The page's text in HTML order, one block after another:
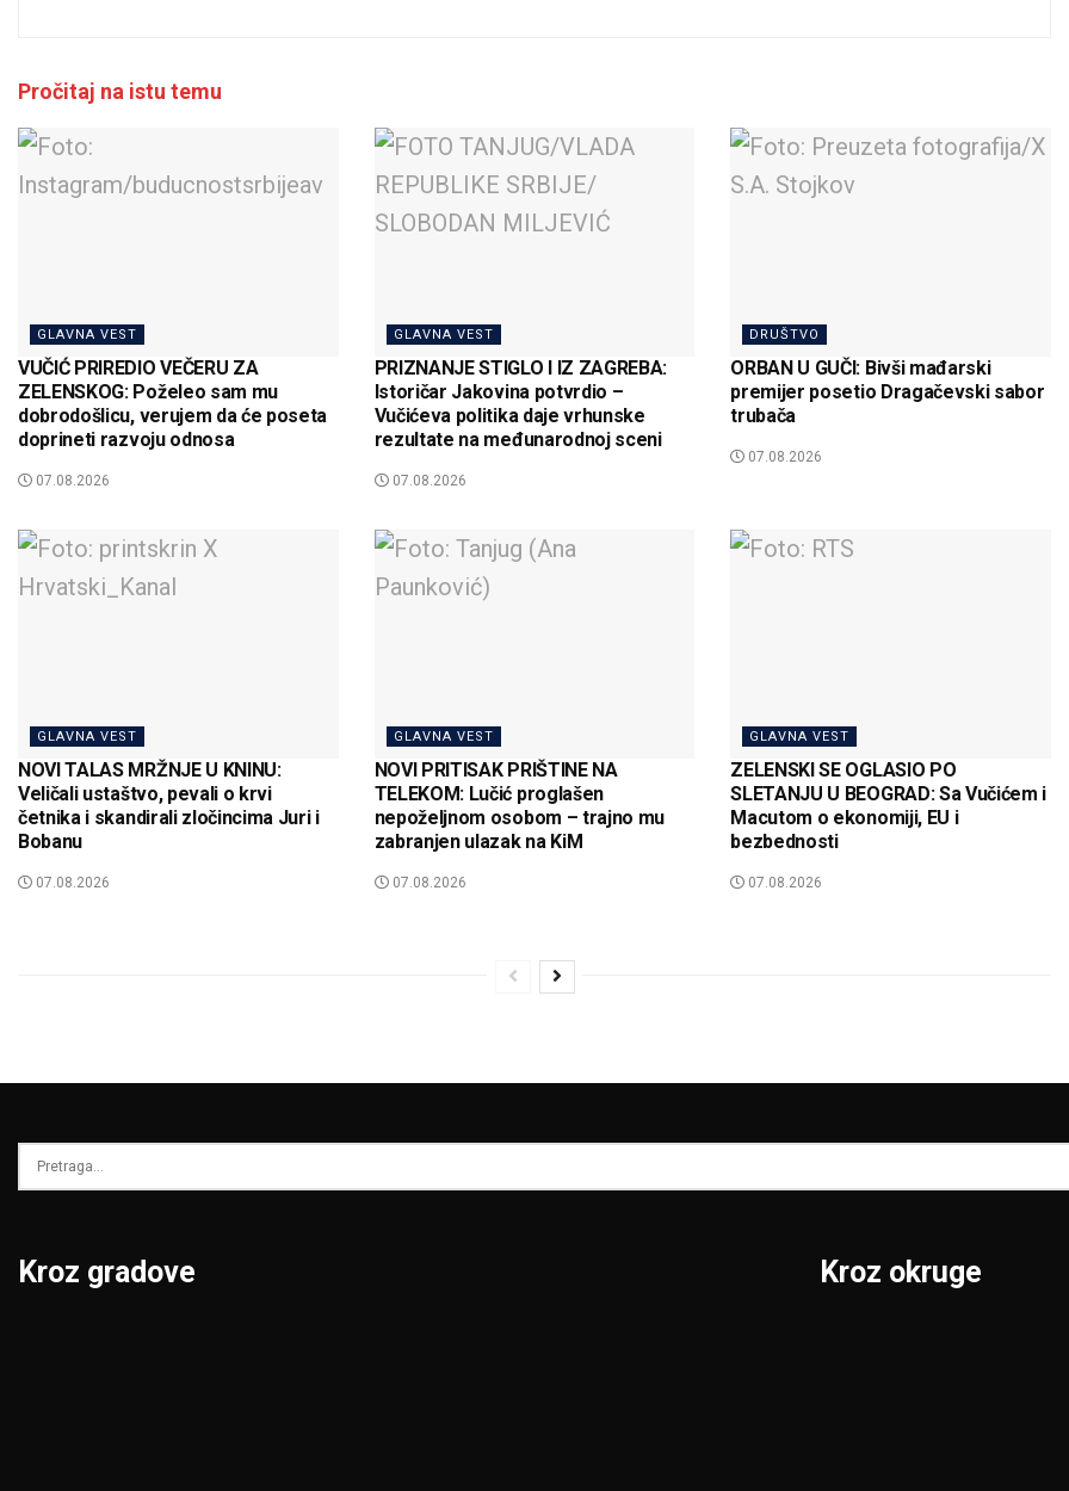
Pročitaj na istu temu
GLAVNA VEST
VUČIĆ PRIREDIO VEČERU ZA
ZELENSKOG: Poželeo sam mu
dobrodošlicu, verujem da će poseta
doprineti razvoju odnosa
07.08.2026
GLAVNA VEST
PRIZNANJE STIGLO I IZ ZAGREBA:
Istoričar Jakovina potvrdio –
Vučićeva politika daje vrhunske
rezultate na međunarodnoj sceni
07.08.2026
DRUŠTVO
ORBAN U GUČI: Bivši mađarski
premijer posetio Dragačevski sabor
trubača
07.08.2026
GLAVNA VEST
NOVI TALAS MRŽNJE U KNINU:
Veličali ustaštvo, pevali o krvi
četnika i skandirali zločincima Juri i
Bobanu
07.08.2026
GLAVNA VEST
NOVI PRITISAK PRIŠTINE NA
TELEKOM: Lučić proglašen
nepoželjnom osobom – trajno mu
zabranjen ulazak na KiM
07.08.2026
GLAVNA VEST
ZELENSKI SE OGLASIO PO
SLETANJU U BEOGRAD: Sa Vučićem i
Macutom o ekonomiji, EU i
bezbednosti
07.08.2026
Kroz gradove Kroz okruge